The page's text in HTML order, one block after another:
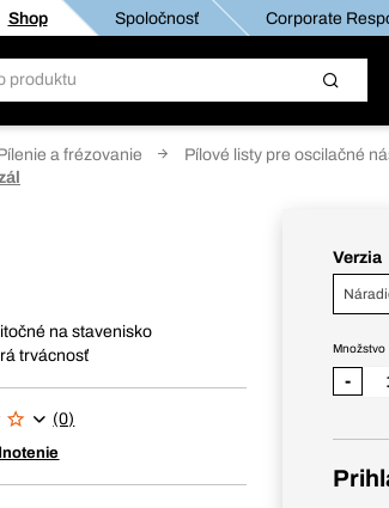
Shop Spoločnosť Corporate
a frézovanie Pílové listy pre oscilačné
na stavenisko
trvácnosť
(0)
Verzia
Množstvo
-